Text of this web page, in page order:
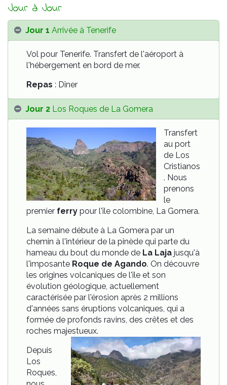
Jour à Jour
Jour 1 Arrivée à Tenerife
Vol pour Tenerife. Transfert de l'aéroport à
l'hébergement en bord de mer.
Repas : Dîner
Jour 2 Los Roques de La Gomera
Transfert
au port
de Los
Cristianos
. Nous
prenons
le
premier ferry pour l'île colombine, La Gomera.
La semaine débute à La Gomera par un
chemin à l'intérieur de la pinède qui parte du
hameau du bout du monde de La Laja jusqu'à
l'imposante Roque de Agando. On découvre
les origines volcaniques de l'île et son
évolution géologique, actuellement
caractérisée par l'érosion après 2 millions
d'années sans éruptions volcaniques, qui a
formée de profonds ravins, des crêtes et des
roches majestueux.
Depuis
Los
Roques,